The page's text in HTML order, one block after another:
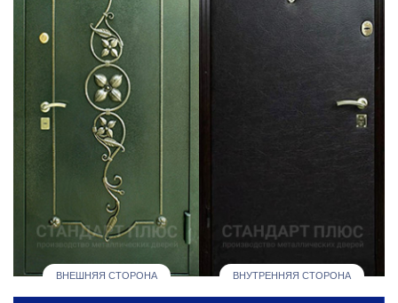
ВНЕШНЯЯ СТОРОНА ВНУТРЕННЯЯ СТОРОНА